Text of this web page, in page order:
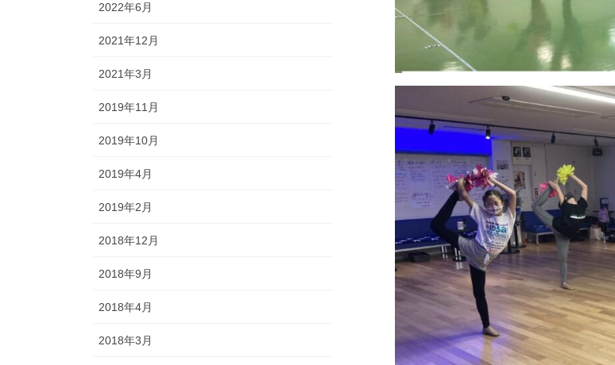
2022年6月
2021年12月
2021年3月
2019年11月
2019年10月
2019年4月
2019年2月
2018年12月
2018年9月
2018年4月
2018年3月